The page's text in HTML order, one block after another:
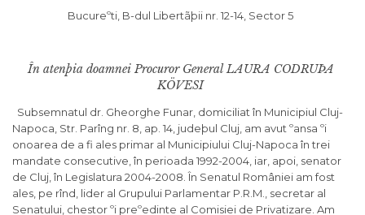
Bucureºti, B-dul Libertãþii nr. 12-14, Sector 5
În atenþia doamnei Procuror General LAURA CODRUÞA
KÖVESI
Subsemnatul dr. Gheorghe Funar, domiciliat în Municipiul Cluj-
Napoca, Str. Parîng nr. 8, ap. 14, judeþul Cluj, am avut ºansa ºi
onoarea de a fi ales primar al Municipiului Cluj-Napoca în trei
mandate consecutive, în perioada 1992-2004, iar, apoi, senator
de Cluj, în Legislatura 2004-2008. În Senatul României am fost
ales, pe rînd, lider al Grupului Parlamentar P.R.M., secretar al
Senatului, chestor ºi preºedinte al Comisiei de Privatizare. Am